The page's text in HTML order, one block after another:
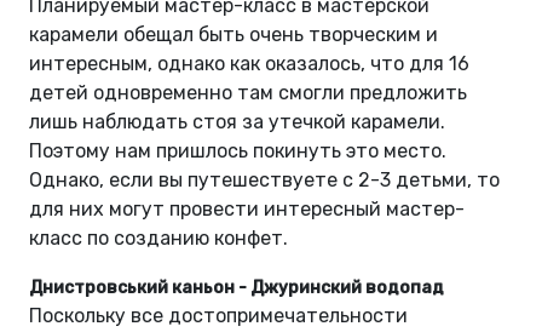
Планируемый мастер-класс в мастерской
карамели обещал быть очень творческим и
интересным, однако как оказалось, что для 16
детей одновременно там смогли предложить
лишь наблюдать стоя за утечкой карамели.
Поэтому нам пришлось покинуть это место.
Однако, если вы путешествуете с 2-3 детьми, то
для них могут провести интересный мастер-
класс по созданию конфет.
Днистровський каньон - Джуринский водопад
Поскольку все достопримечательности